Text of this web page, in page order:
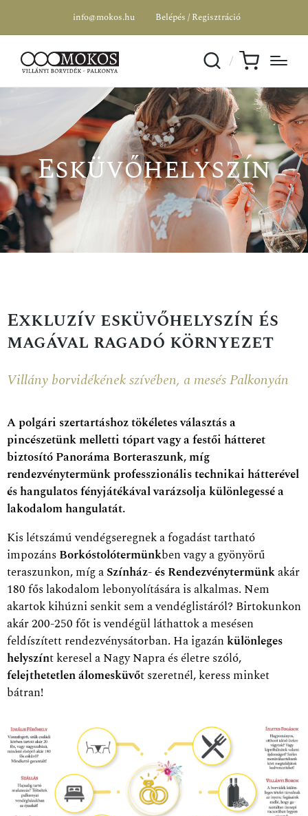
info@mokos.hu Belépés / Regisztráció
Esküvőhelyszín
Exkluzív esküvőhelyszín és
magával ragadó környezet
Villány borvidékének szívében, a mesés Palkonyán
A polgári szertartáshoz tökéletes választás a
pincészetünk melletti tópart vagy a festői hátteret
biztosító Panoráma Borteraszunk, míg
rendezvénytermünk professzionális technikai hátterével
és hangulatos fényjátékával varázsolja különlegessé a
lakodalom hangulatát.
Kis létszámú vendégseregnek a fogadást tartható
impozánsBorkóstolótermünkben vagy a gyönyörű
teraszunkon, míg aSzínház- és Rendezvénytermünkakár
180 fős lakodalom lebonyolítására is alkalmas. Nem
akartok kihúzni senkit sem a vendéglistáról? Birtokunkon
akár 200-250 főt is vendégül láthattok a mesésen
feldíszített rendezvénysátorban. Ha igazánkülönleges
helyszínt keresel a Nagy Napra és életre szóló,
felejthetetlen álomesküvőt szeretnél, keress minket
bátran!